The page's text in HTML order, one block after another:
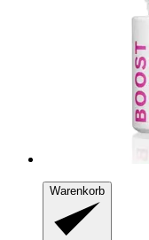
Warenkorb